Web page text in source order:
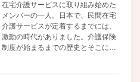
在宅介護サービスに取り組み始めた
メンバーの一人。日本で、民間在宅
介護サービスが定着するまでには、
激動の時代がありました。介護保険
制度が始まるまでの歴史とそこにか